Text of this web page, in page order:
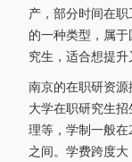
产，部分时间在
的一种类型，属
究生，适合想提升
南京的在职研资源
大学在职研究生
理等，学制一般在
之间。学费跨度